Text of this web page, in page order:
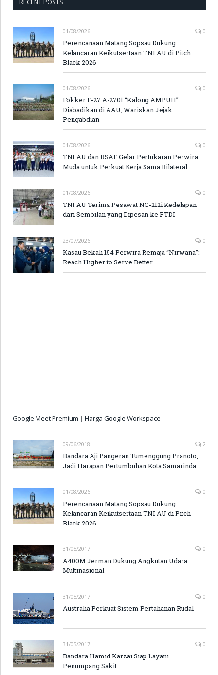
RECENT POSTS
01/08/2026 0
Perencanaan Matang Sopsau Dukung
Kelancaran Keikutsertaan TNI AU di Pitch
Black 2026
01/08/2026 0
Fokker F-27 A-2701 “Kalong AMPUH”
Diabadikan di AAU, Wariskan Jejak
Pengabdian
01/08/2026 0
TNI AU dan RSAF Gelar Pertukaran Perwira
Muda untuk Perkuat Kerja Sama Bilateral
01/08/2026 0
TNI AU Terima Pesawat NC-212i Kedelapan
dari Sembilan yang Dipesan ke PTDI
23/07/2026 0
Kasau Bekali 154 Perwira Remaja “Nirwana”:
Reach Higher to Serve Better
Google Meet Premium | Harga Google Workspace
09/06/2018 2
Bandara Aji Pangeran Tumenggung Pranoto,
Jadi Harapan Pertumbuhan Kota Samarinda
01/08/2026 0
Perencanaan Matang Sopsau Dukung
Kelancaran Keikutsertaan TNI AU di Pitch
Black 2026
31/05/2017 0
A400M Jerman Dukung Angkutan Udara
Multinasional
31/05/2017 0
Australia Perkuat Sistem Pertahanan Rudal
31/05/2017 0
Bandara Hamid Karzai Siap Layani
Penumpang Sakit